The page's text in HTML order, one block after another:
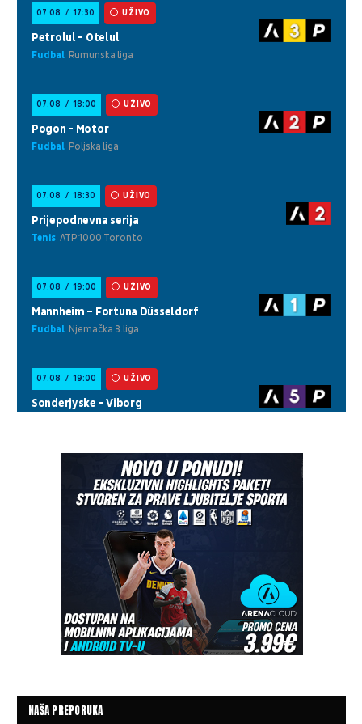
NAŠA PREPORUKA